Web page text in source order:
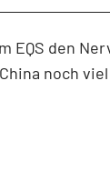
EQS den
noch